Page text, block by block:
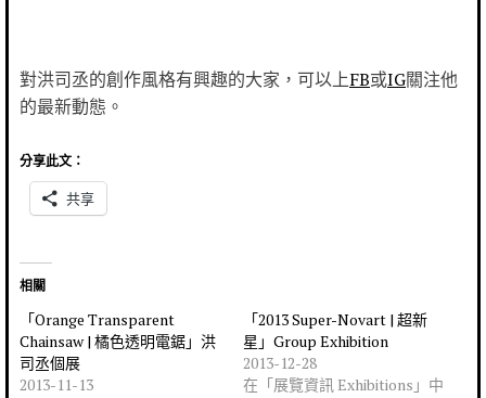
對洪司丞的創作風格有興趣的大家，可以上FB或IG關注他
的最新動態。
分享此文：
共享
相關
「Orange Transparent
Chainsaw | 橘色透明電鋸」洪
司丞個展
2013-11-13
「2013 Super-Novart | 超新
星」Group Exhibition
2013-12-28
在「展覽資訊 Exhibitions」中